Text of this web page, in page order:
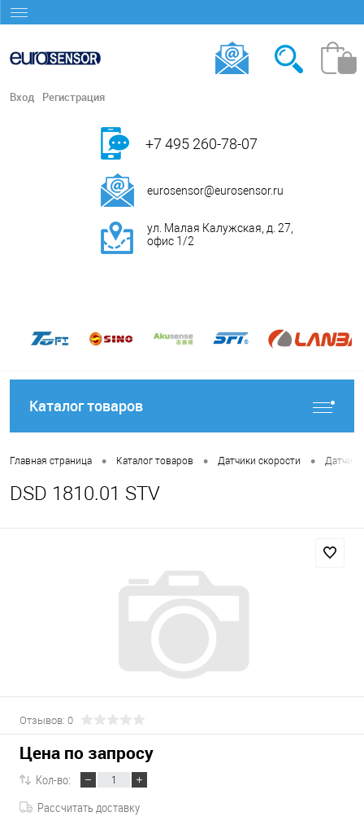
Вход Регистрация
+7 495 260-78-07
eurosensor@eurosensor.ru
ул. Малая Калужская, д. 27,
офис 1/2
Каталог товаров
Главная страница • Каталог товаров • Датчики скорости •
DSD 1810.01 STV
Отзывов: 0
Цена по запросу
Кол-во:
Рассчитать доставку